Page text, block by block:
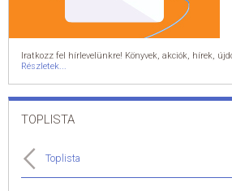
Iratkozz fel hírlevelünkre! Könyvek, akciók, hírek,
Részletek...
TOPLISTA
Toplista